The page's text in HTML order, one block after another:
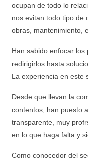
ocupan de todo lo
nos evitan todo tipo de
obras, mantenimiento,
Han sabido enfocar
redirigirlos hasta
La experiencia en este
Desde que llevan la
contentos, han puesto
transparente, muy
en lo que haga falta y
Como conocedor del